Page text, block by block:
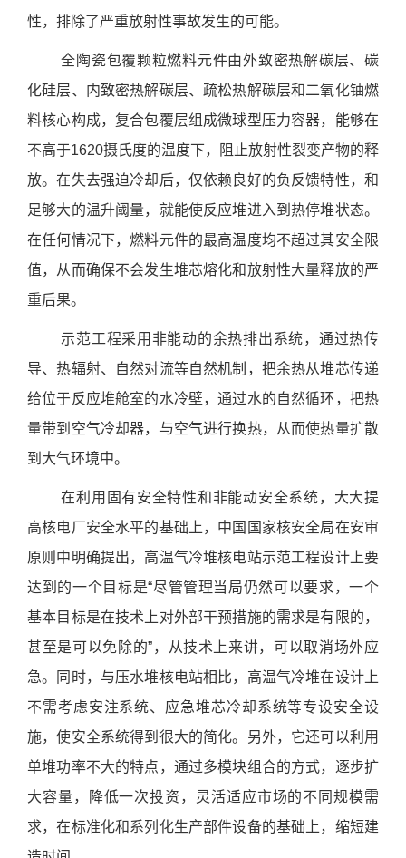
性，排除了严重放射性事故发生的可能。
全陶瓷包覆颗粒燃料元件由外致密热解碳层、碳
化硅层、内致密热解碳层、疏松热解碳层和二氧化铀燃
料核心构成，复合包覆层组成微球型压力容器，能够在
不高于1620摄氏度的温度下，阻止放射性裂变产物的释
放。在失去强迫冷却后，仅依赖良好的负反馈特性，和
足够大的温升阈量，就能使反应堆进入到热停堆状态。
在任何情况下，燃料元件的最高温度均不超过其安全限
值，从而确保不会发生堆芯熔化和放射性大量释放的严
重后果。
示范工程采用非能动的余热排出系统，通过热传
导、热辐射、自然对流等自然机制，把余热从堆芯传递
给位于反应堆舱室的水冷壁，通过水的自然循环，把热
量带到空气冷却器，与空气进行换热，从而使热量扩散
到大气环境中。
在利用固有安全特性和非能动安全系统，大大提
高核电厂安全水平的基础上，中国国家核安全局在安审
原则中明确提出，高温气冷堆核电站示范工程设计上要
达到的一个目标是“尽管管理当局仍然可以要求，一个
基本目标是在技术上对外部干预措施的需求是有限的，
甚至是可以免除的”，从技术上来讲，可以取消场外应
急。同时，与压水堆核电站相比，高温气冷堆在设计上
不需考虑安注系统、应急堆芯冷却系统等专设安全设
施，使安全系统得到很大的简化。另外，它还可以利用
单堆功率不大的特点，通过多模块组合的方式，逐步扩
大容量，降低一次投资，灵活适应市场的不同规模需
求，在标准化和系列化生产部件设备的基础上，缩短建